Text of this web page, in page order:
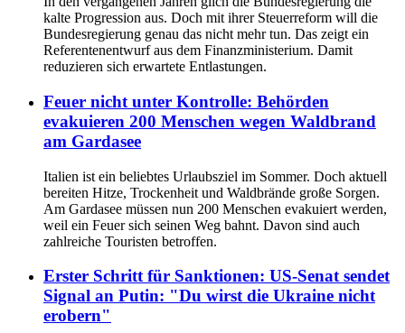
kalte Progression aus. Doch mit ihrer Steuerreform will die
Bundesregierung genau das nicht mehr tun. Das zeigt ein
Referentenentwurf aus dem Finanzministerium. Damit
reduzieren sich erwartete Entlastungen.
Feuer nicht unter Kontrolle: Behörden
evakuieren 200 Menschen wegen Waldbrand
am Gardasee
Italien ist ein beliebtes Urlaubsziel im Sommer. Doch aktuell
bereiten Hitze, Trockenheit und Waldbrände große Sorgen.
Am Gardasee müssen nun 200 Menschen evakuiert werden,
weil ein Feuer sich seinen Weg bahnt. Davon sind auch
zahlreiche Touristen betroffen.
Erster Schritt für Sanktionen: US-Senat sendet
Signal an Putin: "Du wirst die Ukraine nicht
erobern"